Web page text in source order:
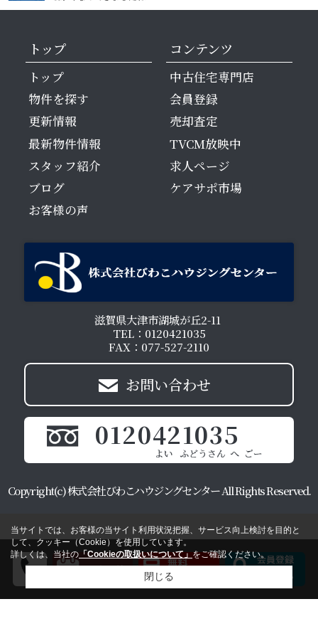
トップ
トップ
物件を探す
更新情報
最新物件情報
スタッフ紹介
ブログ
お客様の声
コンテンツ
中古住宅専門店
会員登録
売却査定
TVCM放映中
求人ページ
ケアサポ市場
滋賀県大津市湖城が丘2-11
TEL：0120421035
FAX：077-527-2110
お問い合わせ
0120421035
Copyright(c) 株式会社びわこハウジングセンター All Rights Reserved.
当サイトでは、お客様の当サイト利用状況把握、サービス向上検討を目的と
して、クッキー（Cookie）を使用しています。
詳しくは、当社の 「Cookieの取扱いについて」 をご確認ください。
閉じる